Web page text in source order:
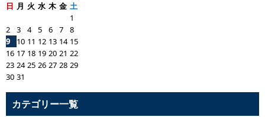
日 月 火 水 木 金 土
1
2
3 4 5 6 7
8
9
10 11 12 13 14 15
16 17 18 19 20 21 22
23 24 25 26 27 28 29
30 31
カテゴリー一覧